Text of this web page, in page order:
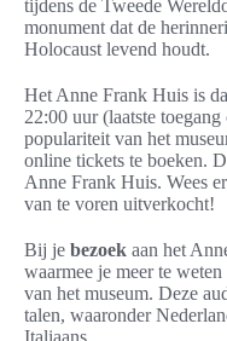
tijdens de Tweede
monument dat de
Holocaust levend houdt.
Het Anne Frank Huis is
22:00 uur (laatste
populariteit van het
online tickets te boeken.
Anne Frank Huis. Wees
van te voren uitverkocht!
Bij je bezoek aan het
waarmee je meer te
van het museum. Deze
talen, waaronder
Italiaans.